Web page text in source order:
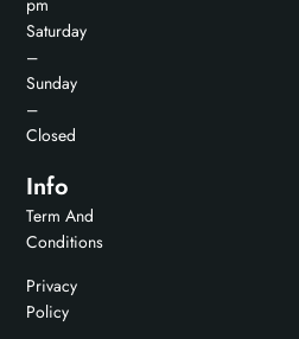
pm
Saturday
–
Sunday
–
Closed
Info
Term And
Conditions
Privacy
Policy